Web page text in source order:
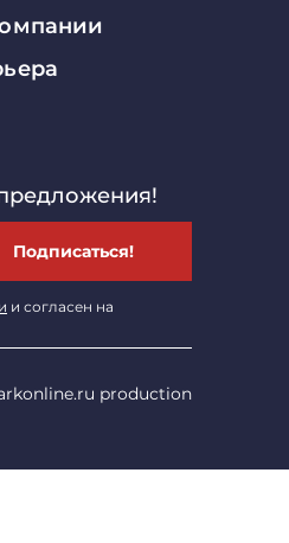
production
Подписаться!
и согласен на